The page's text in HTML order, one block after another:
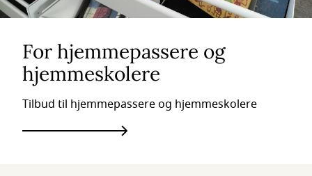
For hjemmepassere og
hjemmeskolere
Tilbud til hjemmepassere og hjemmeskolere